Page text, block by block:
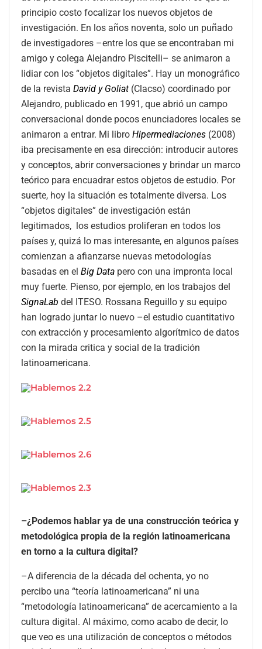
principio costo focalizar los nuevos objetos de
investigación. En los años noventa, solo un puñado
de investigadores –entre los que se encontraban mi
amigo y colega Alejandro Piscitelli– se animaron a
lidiar con los “objetos digitales”. Hay un monográfico
de la revista David y Goliat (Clacso) coordinado por
Alejandro, publicado en 1991, que abrió un campo
conversacional donde pocos enunciadores locales se
animaron a entrar. Mi libro Hipermediaciones (2008)
iba precisamente en esa dirección: introducir autores
y conceptos, abrir conversaciones y brindar un marco
teórico para encuadrar estos objetos de estudio. Por
suerte, hoy la situación es totalmente diversa. Los
“objetos digitales” de investigación están
legitimados, los estudios proliferan en todos los
países y, quizá lo mas interesante, en algunos países
comienzan a afianzarse nuevas metodologías
basadas en el Big Data pero con una impronta local
muy fuerte. Pienso, por ejemplo, en los trabajos del
SignaLab del ITESO. Rossana Reguillo y su equipo
han logrado juntar lo nuevo –el estudio cuantitativo
con extracción y procesamiento algorítmico de datos
con la mirada critica y social de la tradición
latinoamericana.
–¿Podemos hablar ya de una construcción teórica y
metodológica propia de la región latinoamericana
en torno a la cultura digital?
–A diferencia de la década del ochenta, yo no
percibo una “teoría latinoamericana” ni una
“metodología latinoamericana” de acercamiento a la
cultura digital. Al máximo, como acabo de decir, lo
que veo es una utilización de conceptos o métodos